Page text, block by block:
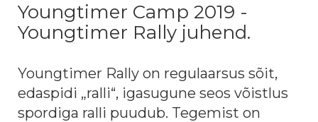
Youngtimer Camp 2019 -
Youngtimer Rally juhend.
Youngtimer Rally on regulaarsus sõit,
edaspidi „ralli“, igasugune seos võistlus
spordiga ralli puudub. Tegemist on